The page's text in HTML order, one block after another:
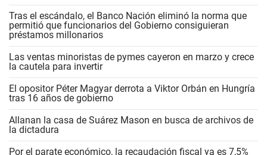
Tras el escándalo, el Banco Nación eliminó la norma que
permitió que funcionarios del Gobierno consiguieran
préstamos millonarios
Las ventas minoristas de pymes cayeron en marzo y crece
la cautela para invertir
El opositor Péter Magyar derrota a Viktor Orbán en Hungría
tras 16 años de gobierno
Allanan la casa de Suárez Mason en busca de archivos de
la dictadura
Por el parate económico, la recaudación fiscal ya es 7,5%